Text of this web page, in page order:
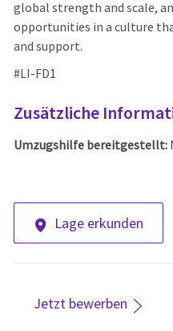
global strength and scale,
opportunities in a culture
and support.
#LI-FD1
Zusätzliche
Umzugshilfe bereitgestellt:
Lage erkunden
Jetzt bewerben